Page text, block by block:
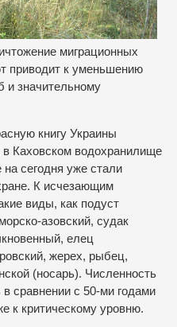
миграционных
приводит к уменьшению
и значительному
книгу Украины
в Каховском водохранилище
сегодня уже стали
К исчезающим
виды, как подуст
азовский, судак
елец
жерех, рыбец,
(носарь). Численность
сравнении с 50-ми годами
к критическому уровню.